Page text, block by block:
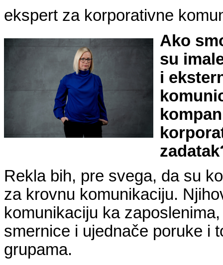
ekspert za korporativne
Ako
su
i
Rekla bih, pre svega, da su
za krovnu komunikaciju.
komunikaciju ka
smernice i ujednače poruke i
grupama.